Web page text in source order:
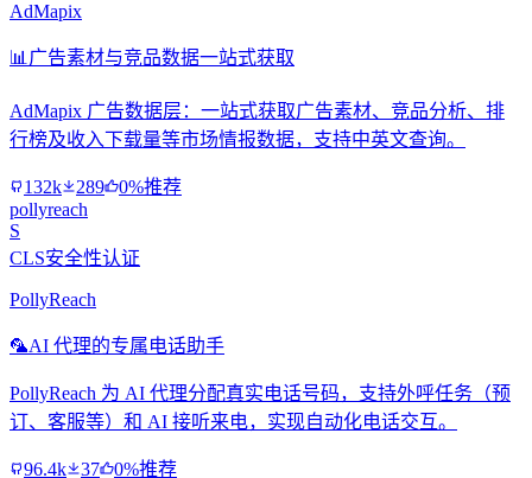
AdMapix
📊 广告素材与竞品数据一站式获取
AdMapix 广告数据层：一站式获取广告素材、竞品分析、排
行榜及收入下载量等市场情报数据，支持中英文查询。
132k 289
0%推荐
pollyreach
S
CLS安全性认证
PollyReach
🦜AI 代理的专属电话助手
PollyReach 为 AI 代理分配真实电话号码，支持外呼任务（预
订、客服等）和 AI 接听来电，实现自动化电话交互。
96.4k 37 0%推荐